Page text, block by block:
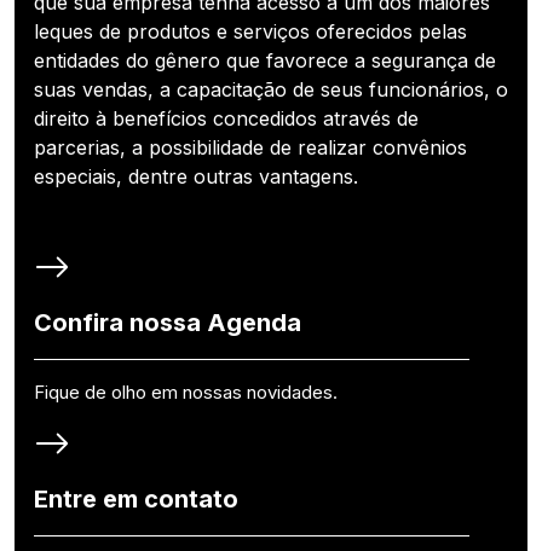
leques de produtos e serviços oferecidos pelas
entidades do gênero que favorece a segurança de
suas vendas, a capacitação de seus funcionários, o
direito à benefícios concedidos através de
parcerias, a possibilidade de realizar convênios
especiais, dentre outras vantagens.
Confira nossa Agenda
Fique de olho em nossas novidades.
Entre em contato